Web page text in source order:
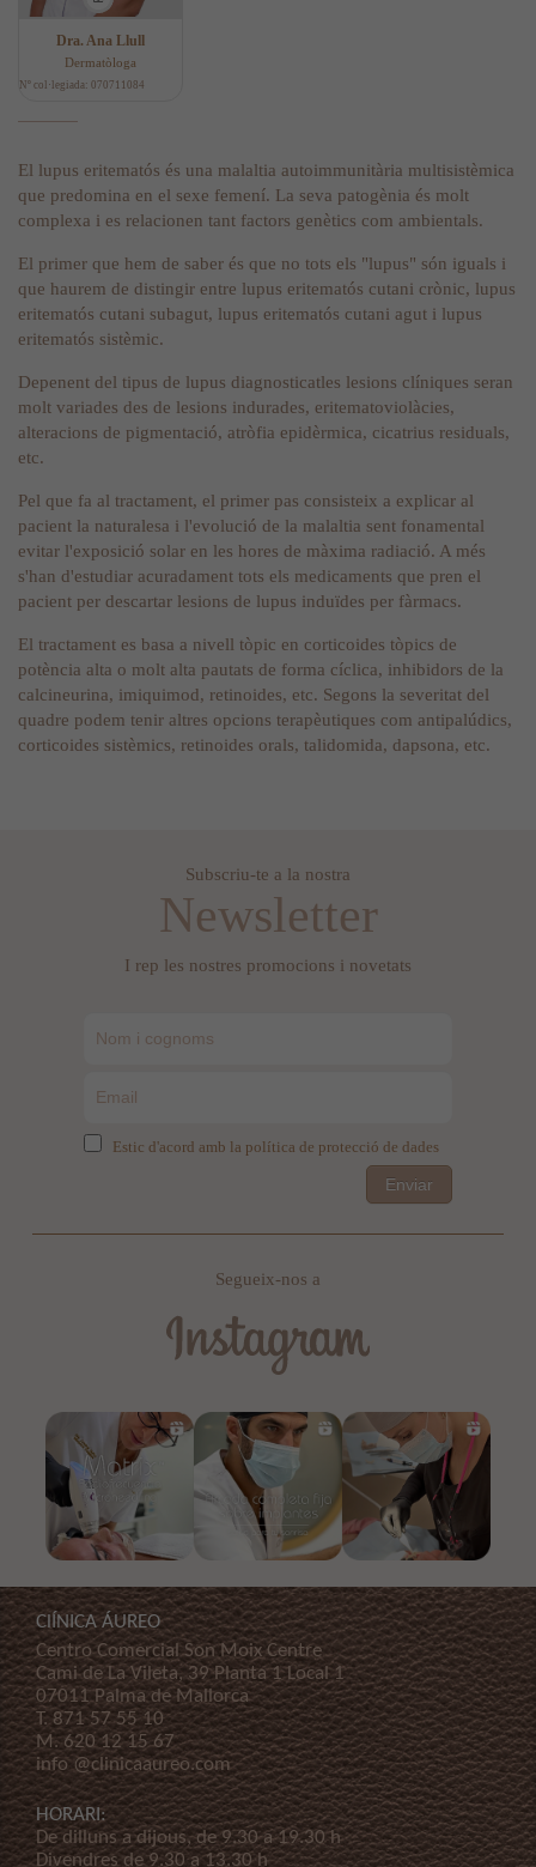
Dra. Ana Llull
Dermatòloga
Nº col·legiada: 070711084
El lupus eritematós és una malaltia autoimmunitària multisistèmica
que predomina en el sexe femení. La seva patogènia és molt
complexa i es relacionen tant factors genètics com ambientals.
El primer que hem de saber és que no tots els "lupus" són iguals i
que haurem de distingir entre lupus eritematós cutani crònic, lupus
eritematós cutani subagut, lupus eritematós cutani agut i lupus
eritematós sistèmic.
Depenent del tipus de lupus diagnosticatles lesions clíniques seran
molt variades des de lesions indurades, eritematoviolàcies,
alteracions de pigmentació, atròfia epidèrmica, cicatrius residuals,
etc.
Pel que fa al tractament, el primer pas consisteix a explicar al
pacient la naturalesa i l'evolució de la malaltia sent fonamental
evitar l'exposició solar en les hores de màxima radiació. A més
s'han d'estudiar acuradament tots els medicaments que pren el
pacient per descartar lesions de lupus induïdes per fàrmacs.
El tractament es basa a nivell tòpic en corticoides tòpics de
potència alta o molt alta pautats de forma cíclica, inhibidors de la
calcineurina, imiquimod, retinoides, etc. Segons la severitat del
quadre podem tenir altres opcions terapèutiques com antipalúdics,
corticoides sistèmics, retinoides orals, talidomida, dapsona, etc.
Subscriu-te a la nostra
Newsletter
I rep les nostres promocions i novetats
Estic d'acord amb la política de protecció de dades
Enviar
Segueix-nos a
ClÍNICA ÁUREO
Centro Comercial Son Moix Centre
Cami de La Vileta, 39 Planta 1 Local 1
07011 Palma de Mallorca
T.871 57 55 10
M.620 12 15 67
info @clinicaaureo.com
HORARI:
De dilluns a dijous, de 9.30 a 19.30 h
Divendres de 9.30 a 13.30 h